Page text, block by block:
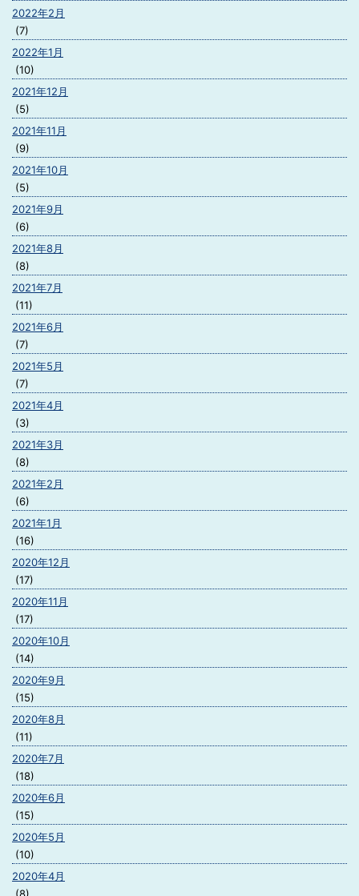
2022年2月
(7)
2022年1月
(10)
2021年12月
(5)
2021年11月
(9)
2021年10月
(5)
2021年9月
(6)
2021年8月
(8)
2021年7月
(11)
2021年6月
(7)
2021年5月
(7)
2021年4月
(3)
2021年3月
(8)
2021年2月
(6)
2021年1月
(16)
2020年12月
(17)
2020年11月
(17)
2020年10月
(14)
2020年9月
(15)
2020年8月
(11)
2020年7月
(18)
2020年6月
(15)
2020年5月
(10)
2020年4月